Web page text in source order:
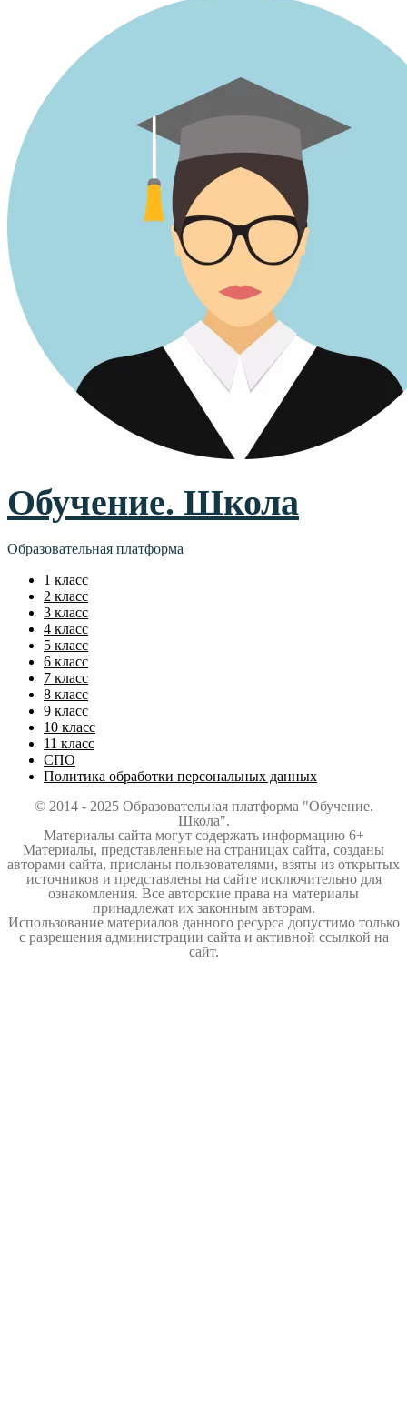
Обучение. Школа
Образовательная платформа
1 класс
2 класс
3 класс
4 класс
5 класс
6 класс
7 класс
8 класс
9 класс
10 класс
11 класс
СПО
Политика обработки персональных данных
© 2014 - 2025 Образовательная платформа "Обучение.
Школа".
Материалы сайта могут содержать информацию 6+
Материалы, представленные на страницах сайта, созданы
авторами сайта, присланы пользователями, взяты из открытых
источников и представлены на сайте исключительно для
ознакомления. Все авторские права на материалы
принадлежат их законным авторам.
Использование материалов данного ресурса допустимо только
с разрешения администрации сайта и активной ссылкой на
сайт.